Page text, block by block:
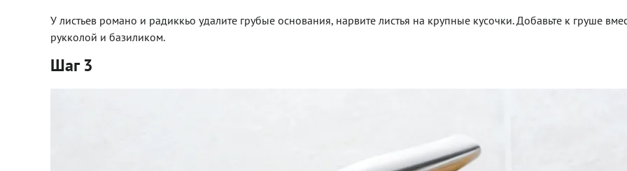
У листьев романо и радиккьо удалите грубые основания, нарвите листья на крупные кусочки. Добавьте к груше
рукколой и базиликом.
Шаг 3